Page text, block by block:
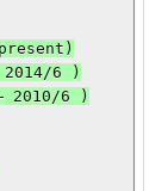
present)
2014/6 )
2010/6 )